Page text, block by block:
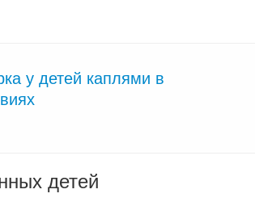
у детей каплями в
детей